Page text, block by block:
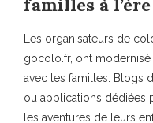
familles à
Les organisateurs de
gocolo.fr, ont
avec les familles. Blogs
ou applications dédiées
les aventures de leurs